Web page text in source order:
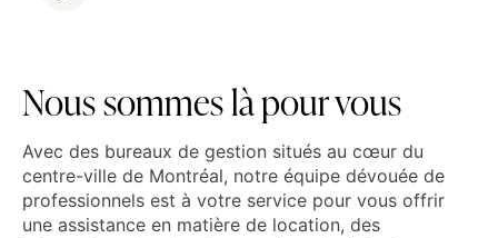
Nous sommes là pour vous
Avec des bureaux de gestion situés au cœur du
centre-ville de Montréal, notre équipe dévouée de
professionnels est à votre service pour vous offrir
une assistance en matière de location, des